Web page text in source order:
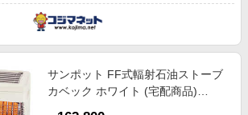
サンポット FF式輻射石油ストーブ
カベック ホワイト (宅配商品)